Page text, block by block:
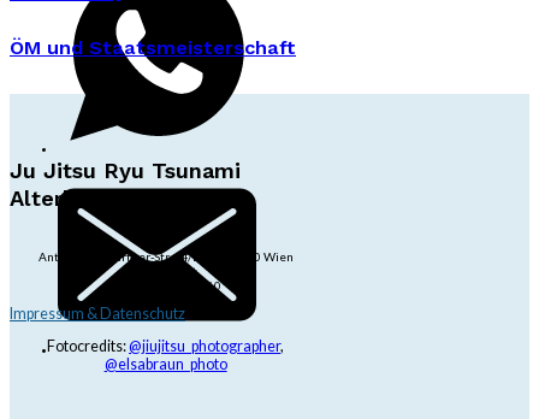
ÖM und Staatsmeisterschaft
Ju Jitsu Ryu Tsunami
Alterlaa
Anton-Baumgartner-Str. 44/B8/01, 1230 Wien
dojo@jjrt.at
+43 6991 171 81 60
Impressum & Datenschutz
Fotocredits:@jiujitsu_photographer,
@elsabraun_photo